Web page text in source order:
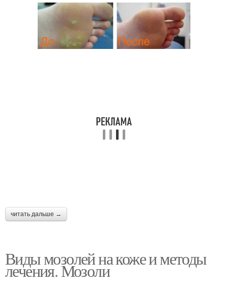
читать дальше →
Виды мозолей на коже и методы
лечения. Мозоли